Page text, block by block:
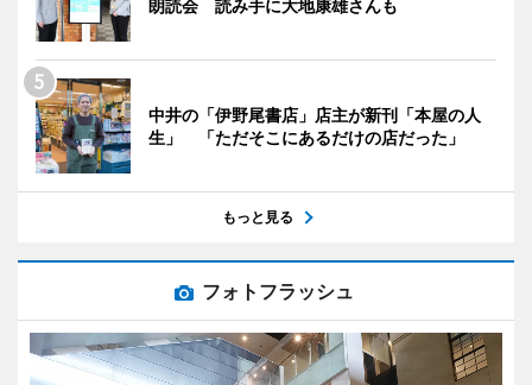
朗読会 読み手に大地康雄さんも
中井の「伊野尾書店」店主が新刊「本屋の人
生」 「ただそこにあるだけの店だった」
もっと見る
フォトフラッシュ